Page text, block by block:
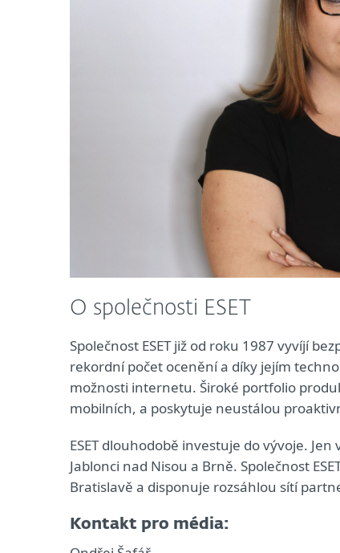
O společnosti ESET
Společnost ESET již od roku 1987 vyvíjí
rekordní počet ocenění a díky jejím
možnosti internetu. Široké portfolio
mobilních, a poskytuje neustálou
ESET dlouhodobě investuje do vývoje.
Jablonci nad Nisou a Brně. Společnost
Bratislavě a disponuje rozsáhlou sítí
Kontakt pro média: